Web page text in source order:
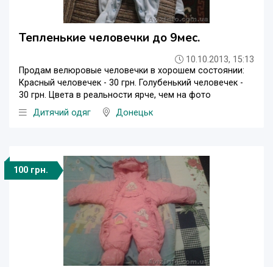
Тепленькие человечки до 9мес.
10.10.2013, 15:13
Продам велюровые человечки в хорошем состоянии:
Красный человечек - 30 грн. Голубенький человечек -
30 грн. Цвета в реальности ярче, чем на фото
Дитячий одяг
Донецьк
100 грн.